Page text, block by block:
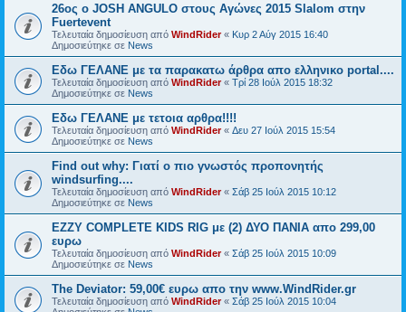
26oς ο JOSH ANGULO στους Αγώνες 2015 Slalom στην
Fuertevent
Τελευταία δημοσίευση από WindRider« Κυρ 2 Αύγ 2015 16:40
Δημοσιεύτηκε σε News
Εδω ΓΕΛΑΝΕ με τα παρακατω άρθρα απο ελληνικο portal....
Τελευταία δημοσίευση από WindRider« Τρί 28 Ιούλ 2015 18:32
Δημοσιεύτηκε σε News
Eδω ΓΕΛΑΝΕ με τετοια αρθρα!!!!
Τελευταία δημοσίευση από WindRider« Δευ 27 Ιούλ 2015 15:54
Δημοσιεύτηκε σε News
Find out why: Γιατί ο πιο γνωστός προπονητής
windsurfing....
Τελευταία δημοσίευση από WindRider« Σάβ 25 Ιούλ 2015 10:12
Δημοσιεύτηκε σε News
EZZY COMPLETE KIDS RIG με (2) ΔΥΟ ΠΑΝΙΑ απο 299,00
ευρω
Τελευταία δημοσίευση από WindRider« Σάβ 25 Ιούλ 2015 10:09
Δημοσιεύτηκε σε News
The Deviator: 59,00€ ευρω απο την www.WindRider.gr
Τελευταία δημοσίευση από WindRider« Σάβ 25 Ιούλ 2015 10:04